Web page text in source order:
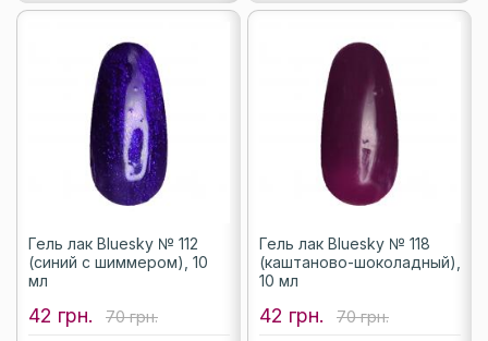
Гель лак Bluesky № 112
(синий с шиммером), 10
мл
42 грн. 70 грн.
Гель лак Bluesky № 118
(каштаново-шоколадный),
10 мл
42 грн. 70 грн.